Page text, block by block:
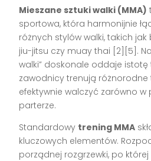
Mieszane sztuki walki (MMA)
sportowa, która harmonijnie
różnych stylów walki, takich jak
jiu-jitsu czy muay thai [2][5].
walki” doskonale oddaje
zawodnicy trenują różnorodne
efektywnie walczyć zarówno w
parterze.
Standardowy trening MMA
kluczowych elementów.
porządnej rozgrzewki, po